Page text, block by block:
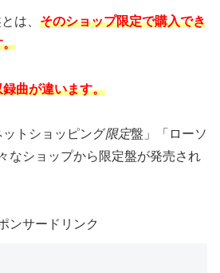
は、 そのショップ限定で購入でき
。
曲が違います。
トショッピング限定盤」「ローソ
なショップから限定盤が発売され
ンサードリンク